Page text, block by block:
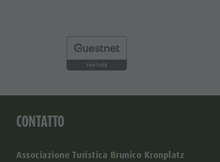
CONTATTO
Associazione Turistica Brunico Kronplatz